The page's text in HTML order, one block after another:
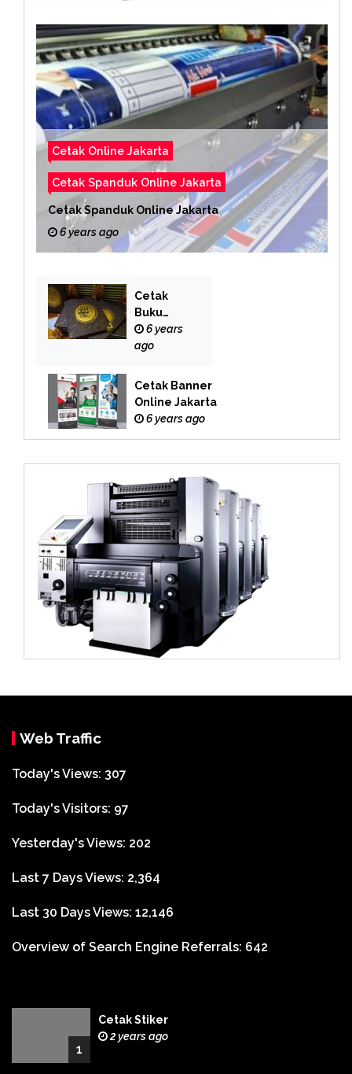
Cetak Online Jakarta
Cetak Spanduk Online Jakarta
Cetak Spanduk Online Jakarta
6 years ago
Cetak
Buku
Yasin
Online
6 years
ago
Cetak Banner
Online Jakarta
6 years ago
Web Traffic
Today's Views: 307
Today's Visitors: 97
Yesterday's Views: 202
Last 7 Days Views: 2,364
Last 30 Days Views: 12,146
Overview of Search Engine Referrals: 642
1
Cetak Stiker
2 years ago